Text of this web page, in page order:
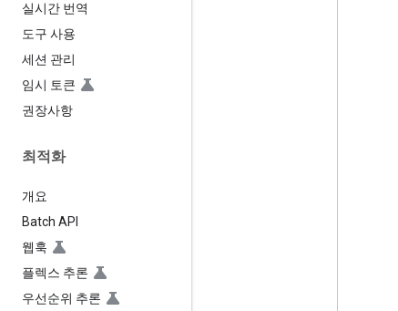
실시간 번역
도구 사용
세션 관리
임시 토큰
권장사항
최적화
개요
Batch API
웹훅
플렉스 추론
우선순위 추론